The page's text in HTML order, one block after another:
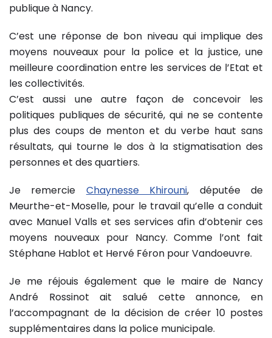
publique à Nancy.
C’est une réponse de bon niveau qui implique des
moyens nouveaux pour la police et la justice, une
meilleure coordination entre les services de l’Etat et
les collectivités.
C’est aussi une autre façon de concevoir les
politiques publiques de sécurité, qui ne se contente
plus des coups de menton et du verbe haut sans
résultats, qui tourne le dos à la stigmatisation des
personnes et des quartiers.
Je remercie Chaynesse Khirouni, députée de
Meurthe-et-Moselle, pour le travail qu’elle a conduit
avec Manuel Valls et ses services afin d’obtenir ces
moyens nouveaux pour Nancy. Comme l’ont fait
Stéphane Hablot et Hervé Féron pour Vandoeuvre.
Je me réjouis également que le maire de Nancy
André Rossinot ait salué cette annonce, en
l’accompagnant de la décision de créer 10 postes
supplémentaires dans la police municipale.